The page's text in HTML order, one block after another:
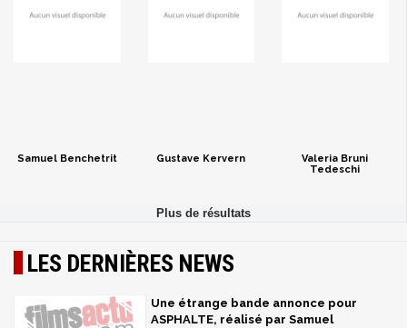
Samuel Benchetrit Gustave Kervern
Valeria Bruni
Tedeschi
LES DERNIÈRES NEWS
Une étrange bande annonce pour
ASPHALTE, réalisé par Samuel